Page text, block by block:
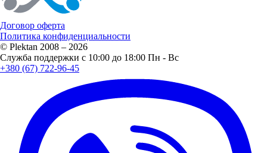
Договор оферта
Политика конфиденциальности
© Plektan 2008 – 2026
Служба поддержки с 10:00 до 18:00 Пн - Вс
+380 (67) 722-96-45